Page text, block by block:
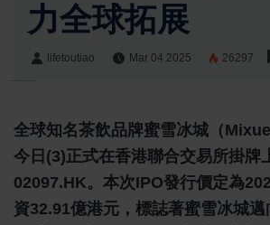
力全球拓展
lifetoutiao Mar 04 2025 26297
全球知名茶飲品牌蜜雪冰城 （
今日(3)正式在香港聯合交易所掛牌
02097.HK。本次IPO發行價定為
資32.91億港元 ，標誌著蜜雪冰城